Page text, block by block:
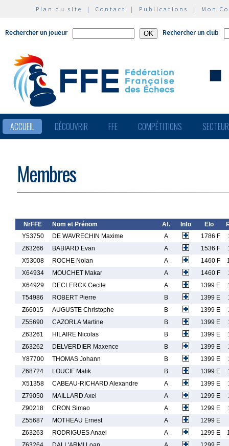
Plan du site | Contact | Publications | Mon
Rechercher un joueur Rechercher un club
ACCUEIL DÉCOUVRIR FFE COMPÉTITIONS
Membres
NrFFE Nom et Prénom Af. Info Elo
Y53750
DE WAVRECHIN Maxime A 1786 F
Z63266
BABIARD Evan A 1536 F
X53008
ROCHE Nolan A 1460 F
X64934
MOUCHET Makar A 1460 F
X64929
DECLERCK Cecile A 1399 E
T54986
ROBERT Pierre B 1399 E
Z66015
AUGUSTE Christophe B 1399 E
Z55690
CAZORLA Martine B 1399 E
Z63261
HILAIRE Nicolas B 1399 E
Z63262
DELVERDIER Maxence B 1399 E
Y87700
THOMAS Johann B 1399 E
Z68724
LOUCIF Malik B 1399 E
X51358
CABEAU-RICHARD Alexandre A 1399 E
Z79050
MAILLARD Axel A 1299 E
Z90218
CRON Simao A 1299 E
Z55687
MOTHEAU Ernest A
1299 E
Z63263
RODRIGUES Anael A 1299 E